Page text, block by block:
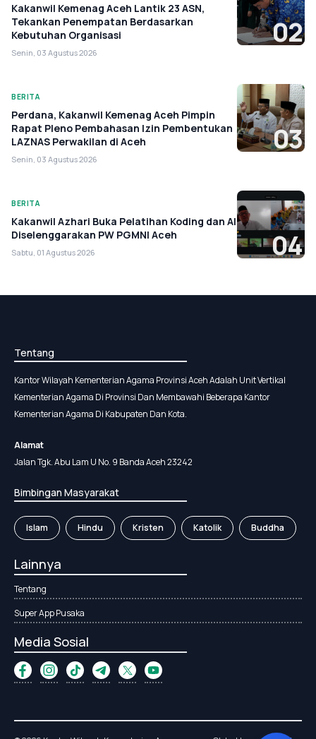
Kakanwil Kemenag Aceh Lantik 23 ASN,
Tekankan Penempatan Berdasarkan
Kebutuhan Organisasi
Senin, 03 Agustus 2026
02
BERITA
Perdana, Kakanwil Kemenag Aceh Pimpin
Rapat Pleno Pembahasan Izin Pembentukan
LAZNAS Perwakilan di Aceh
Senin, 03 Agustus 2026
03
BERITA
Kakanwil Azhari Buka Pelatihan Koding dan AI
Diselenggarakan PW PGMNI Aceh
Sabtu, 01 Agustus 2026 04
Tentang
Kantor Wilayah Kementerian Agama Provinsi Aceh Adalah Unit Vertikal
Kementerian Agama Di Provinsi Dan Membawahi Beberapa Kantor
Kementerian Agama Di Kabupaten Dan Kota.
Alamat
Jalan Tgk. Abu Lam U No. 9 Banda Aceh 23242
Bimbingan Masyarakat
Islam Hindu Kristen Katolik Buddha
Lainnya
Tentang
Super App Pusaka
Media Sosial